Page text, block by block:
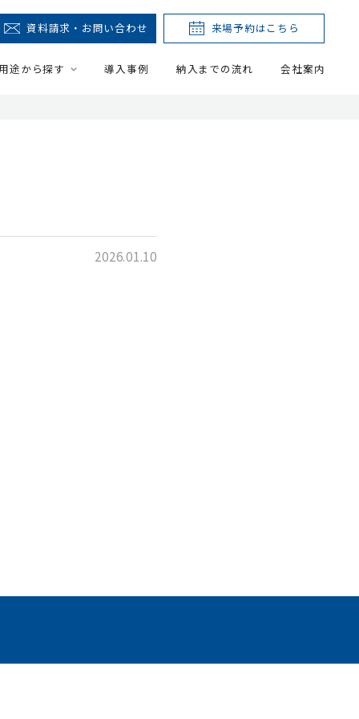
資料請求・お問い合わせ 来場予約はこちら
途から探す 導入事例 納入までの流れ 会社案内
2026.01.10